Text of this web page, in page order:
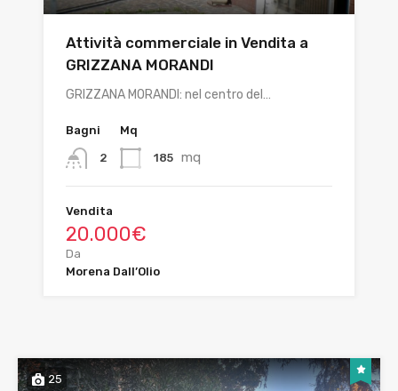
Attività commerciale in Vendita a
GRIZZANA MORANDI
GRIZZANA MORANDI: nel centro del…
Bagni
2
Mq
185 mq
Vendita
20.000€
Da
Morena Dall’Olio
25